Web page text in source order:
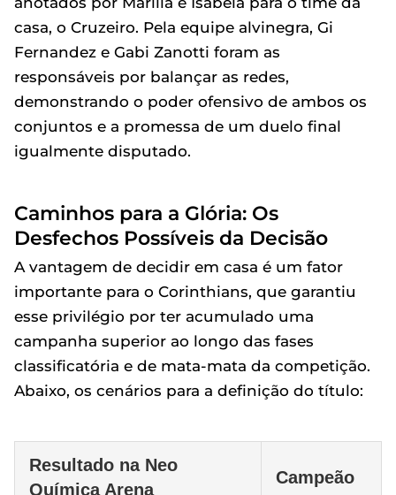
casa, o Cruzeiro. Pela equipe alvinegra, Gi
Fernandez e Gabi Zanotti foram as
responsáveis por balançar as redes,
demonstrando o poder ofensivo de ambos os
conjuntos e a promessa de um duelo final
igualmente disputado.
Caminhos para a Glória: Os
Desfechos Possíveis da Decisão
A vantagem de decidir em casa é um fator
importante para o Corinthians, que garantiu
esse privilégio por ter acumulado uma
campanha superior ao longo das fases
classificatória e de mata-mata da competição.
Abaixo, os cenários para a definição do título:
Resultado na Neo
Química Arena
Campeão